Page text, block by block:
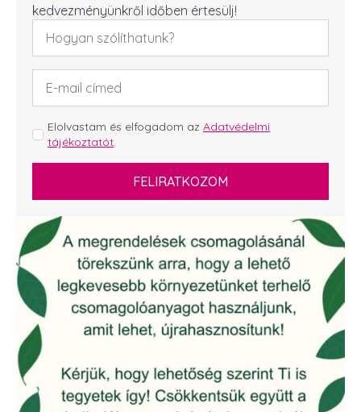
kedvezményünkről időben értesülj!
Név
Email
cím
GDPR
*
Elolvastam és elfogadom az Adatvédelmi
tájékoztatót.
FELIRATKOZOM